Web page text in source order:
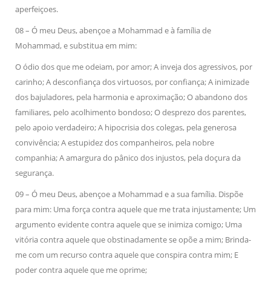
aperfeiçoes.
08 – Ó meu Deus, abençoe a Mohammad e à família de
Mohammad, e substitua em mim:
O ódio dos que me odeiam, por amor; A inveja dos agressivos, por
carinho; A desconfiança dos virtuosos, por confiança; A inimizade
dos bajuladores, pela harmonia e aproximação; O abandono dos
familiares, pelo acolhimento bondoso; O desprezo dos parentes,
pelo apoio verdadeiro; A hipocrisia dos colegas, pela generosa
convivência; A estupidez dos companheiros, pela nobre
companhia; A amargura do pânico dos injustos, pela doçura da
segurança.
09 – Ó meu Deus, abençoe a Mohammad e a sua família. Dispõe
para mim: Uma força contra aquele que me trata injustamente; Um
argumento evidente contra aquele que se inimiza comigo; Uma
vitória contra aquele que obstinadamente se opõe a mim; Brinda-
me com um recurso contra aquele que conspira contra mim; E
poder contra aquele que me oprime;